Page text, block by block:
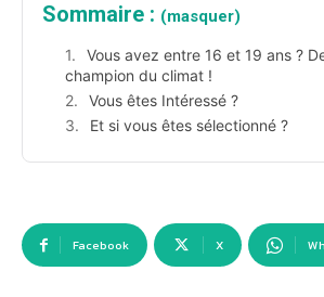
Sommaire : (masquer)
Vous avez entre 16 et 19 ans ?
champion du climat !
Vous êtes Intéressé ?
Et si vous êtes sélectionné ?
Facebook X